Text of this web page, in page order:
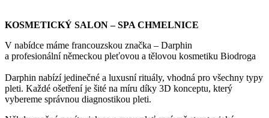
KOSMETICKÝ SALON – SPA CHMELNICE
V nabídce máme francouzskou značka – Darphin
a profesionální německou pleťovou a tělovou kosmetiku Biodroga
Darphin nabízí jedinečné a luxusní rituály, vhodná pro všechny typy
pleti. Každé ošetření je šité na míru díky 3D konceptu, který
vybereme správnou diagnostikou pleti.